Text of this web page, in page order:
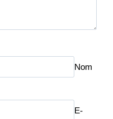
Nom
E-